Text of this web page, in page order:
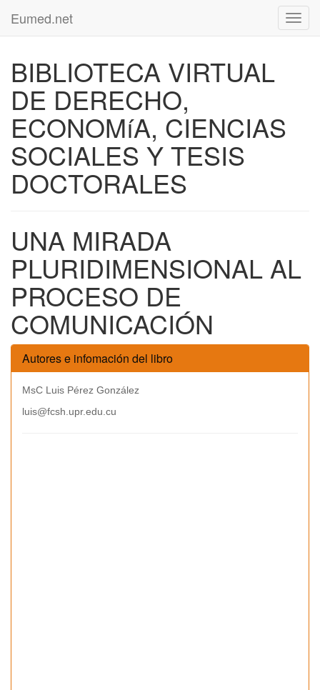
Eumed.net
BIBLIOTECA VIRTUAL
DE DERECHO,
ECONOMíA, CIENCIAS
SOCIALES Y TESIS
DOCTORALES
UNA MIRADA
PLURIDIMENSIONAL AL
PROCESO DE
COMUNICACIÓN
Autores e infomación del libro
MsC Luis Pérez González
luis@fcsh.upr.edu.cu